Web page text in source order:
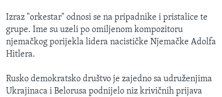
Izraz "orkestar" odnosi se na pripadnike i pristalice te
grupe. Ime su uzeli po omiljenom kompozitoru
njemačkog porijekla lidera nacističke Njemačke Adolfa
Hitlera.
Rusko demokratsko društvo je zajedno sa udruženjima
Ukrajinaca i Belorusa podnijelo niz krivičnih prijava